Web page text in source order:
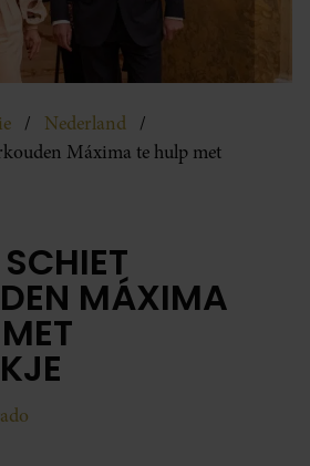
Nederland
Máxima te hulp met
MÁXIMA